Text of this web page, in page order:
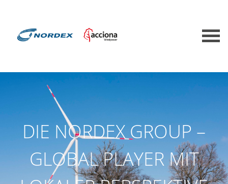
DIE NORDEX GROUP –
GLOBAL PLAYER MIT